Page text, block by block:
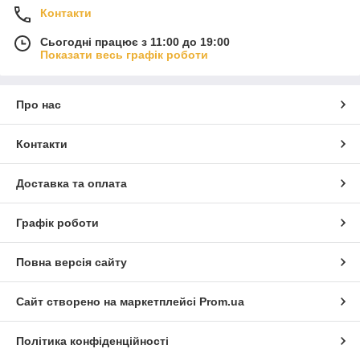
Контакти
Сьогодні працює з 11:00 до 19:00
Показати весь графік роботи
Про нас
Контакти
Доставка та оплата
Графік роботи
Повна версія сайту
Сайт створено на маркетплейсі Prom.ua
Політика конфіденційності